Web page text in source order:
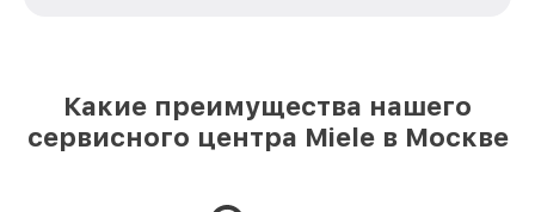
Какие преимущества нашего
сервисного центра Miele в Москве